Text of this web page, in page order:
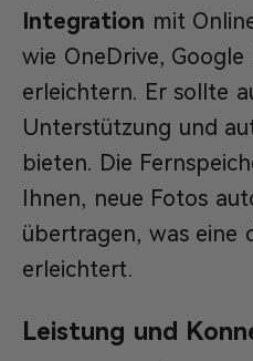
Integration mit
wie OneDrive,
erleichtern. Er sollte
Unterstützung und
bieten. Die
Ihnen, neue Fotos
übertragen, was eine
erleichtert.
Leistung und